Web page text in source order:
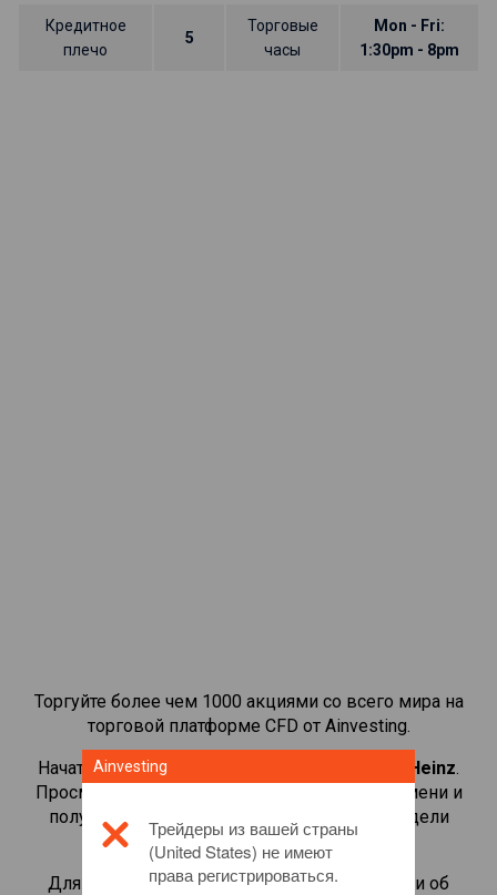
Кредитное
плечо
5
Торговые
часы
Mon - Fri:
1:30pm - 8pm
Торгуйте более чем 1000 акциями со всего мира на
торговой платформе CFD от Ainvesting.
Начать торговать CFD-контрактами на
Kraft Heinz.
Просматривайте котировки в реальном времени и
получайте дивиденды, как если бы вы владели
самой акцией.
Для получения дополнительной информации об
Ainvesting
Трейдеры из вашей страны
(United States) не имеют
права регистрироваться.